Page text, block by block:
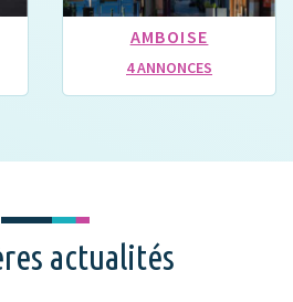
AMBOISE
4 ANNONCES
actualités